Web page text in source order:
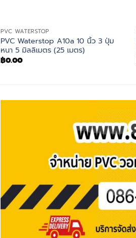
PVC WATERSTOP
PVC Waterstop A10a 10 นิ้ว 3 ปุ่ม
หนา 5 มิลลิเมตร (25 เมตร)
฿0.00